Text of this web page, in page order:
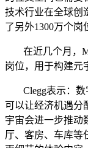
技术行业在全球创
了另外1300万个岗
在近几个月，
岗位，用于构建元
Clegg表示：
可以让经济机遇分
宇宙会进一步推动
厅、客房、车库等